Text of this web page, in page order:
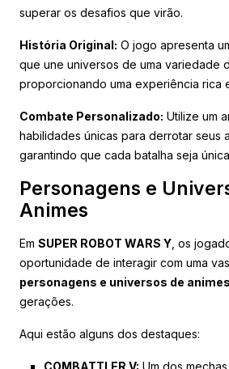
superar os desafios que virão.
História Original: O jogo apresenta
que une universos de uma variedade
proporcionando uma experiência rica
Combate Personalizado: Utilize um
habilidades únicas para derrotar seus
garantindo que cada batalha seja
Personagens e
Animes
Em SUPER ROBOT WARS Y , os
oportunidade de interagir com uma
personagens e universos de animes
gerações.
Aqui estão alguns dos destaques:
COMBATTLER V: Um dos